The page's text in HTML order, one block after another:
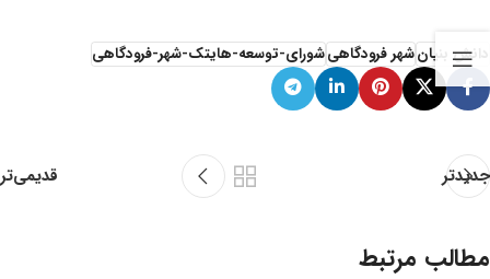
دانش بنیانشهر فرودگاهیشورای-توسعه-هایتک-شهر-فرودگاهی
جدیدتر قدیمی‌تر
مطالب مرتبط